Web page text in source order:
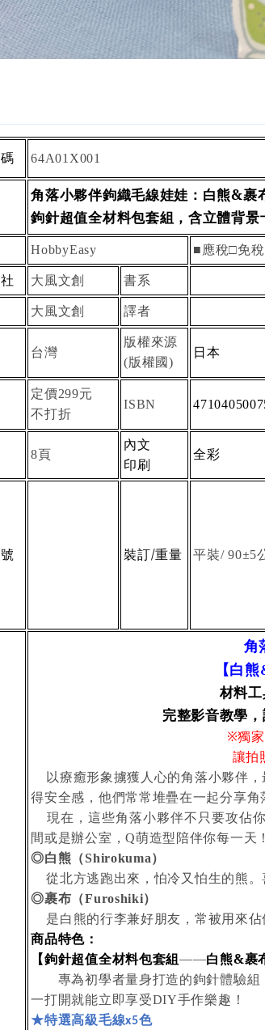
64A01X001
角落小夥伴鉤織毛線娃娃：白熊&裹
鉤針超值全材料包套組，含立體背景
HobbyEasy
■應稅□免稅
大風文創
書系
大風文創
譯者
台灣
版權來源
(版權國)
日本
定價299元
不打折
ISBN
8頁
內文
印刷
全彩
裝訂/重量 平裝/ 90±5
角
【白熊
材料
完整影音教學
※獨
讓拍
以療癒形象擄獲人心的角落小夥伴
得安全感，他們常常堆疊在一起分享角
現在，這些角落小夥伴不只要攻佔
間或是辦公室，Q萌造型陪伴你每一天！
◎白熊（Shirokuma）
從北方逃跑出來，怕冷又怕生的熊。
◎裹布（Furoshiki）
是白熊的行李兼好朋友，常被用來
商品特色：
【鉤針超值全材料包套組——白熊&裹
專為初學者量身打造的鉤針體驗組
一打開就能立即享受DIY手作樂趣！
★特選高級毛線x5色